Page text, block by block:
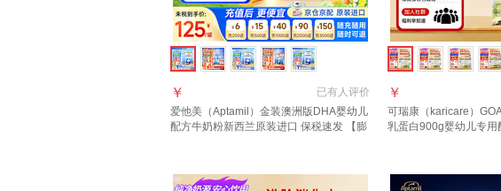
已有人评价
￥
爱他美（Aptamil）金装澳洲版DHA婴幼儿
配方牛奶粉新西兰原装进口 保税速发 【膨
￥
可瑞康（karicare）
乳蛋白900g婴幼儿专用